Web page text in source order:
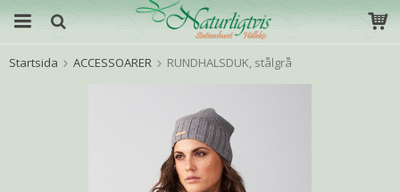
Startsida ACCESSOARER RUNDHALSDUK, stålgrå